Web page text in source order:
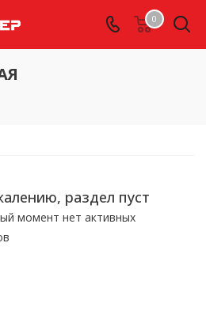
0
раздел пуст
момент нет активных